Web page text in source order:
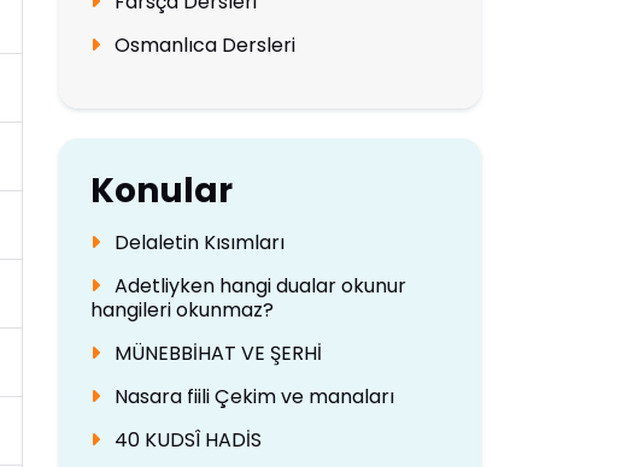
Osmanlıca Dersleri
Konular
Delaletin Kısımları
Adetliyken hangi dualar okunur
hangileri okunmaz?
MÜNEBBİHAT VE ŞERHİ
Nasara fiili Çekim ve manaları
40 KUDSÎ HADİS